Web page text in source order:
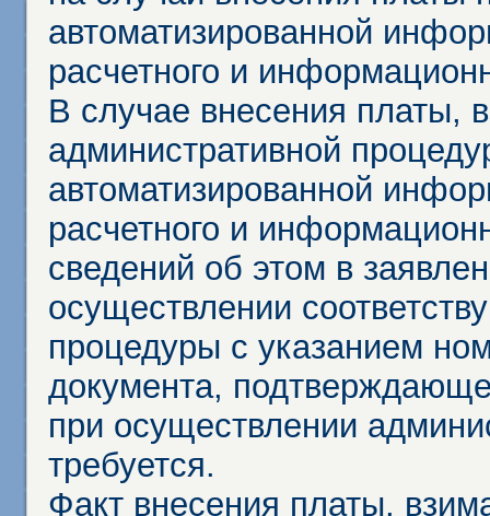
автоматизированной
расчетного и
В случае внесения платы,
административной
автоматизированной
расчетного и
сведений об этом в
осуществлении
процедуры с указанием
документа,
при осуществлении
требуется.
Факт внесения платы,